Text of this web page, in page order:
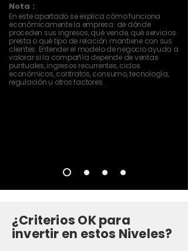
Nota :
En este apartado se explica cómo funciona
económicamente la empresa: de dónde
proceden sus ingresos, qué vende, qué servicios
presta o qué tipo de relación mantiene con sus
clientes. Entender el modelo de negocio ayuda a
valorar si la compañía depende de ventas
puntuales, ingresos recurrentes, ciclos
económicos, contratos, consumo, tecnología,
regulación u otros factores.
¿Criterios OK para
invertir en estos Niveles?